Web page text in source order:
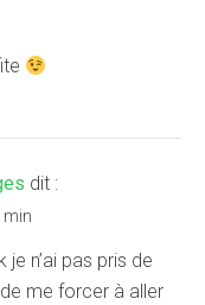
dit :
min
n’ai pas pris de
de me forcer à aller